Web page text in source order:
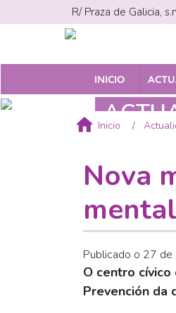
o
R/ Praza de Galicia,
INICIO
Inicio
Nova
mental
Publicado o 27
O centro
Prevención da